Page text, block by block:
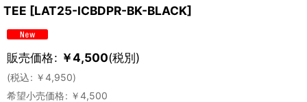
TEE [LAT25-ICBDPR-BK-BLACK]
販売価格: ￥4,500(税別)
(税込: ￥4,950)
希望小売価格: ￥4,500